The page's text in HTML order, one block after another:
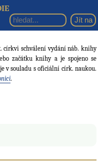
církvi schválení vydání náb. knihy
začátku knihy a je spojeno se
v souladu s oficiální círk. naukou.
.